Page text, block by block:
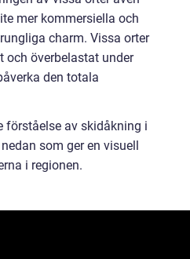
mer kommersiella och
charm. Vissa orter
och överbelastat under
den totala
förståelse av skidåkning i
som ger en visuell
i regionen.